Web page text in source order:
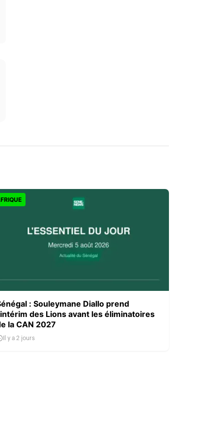
: Souleymane Diallo prend
des Lions avant les éliminatoires
la CAN 2027
Il y a 2 jours